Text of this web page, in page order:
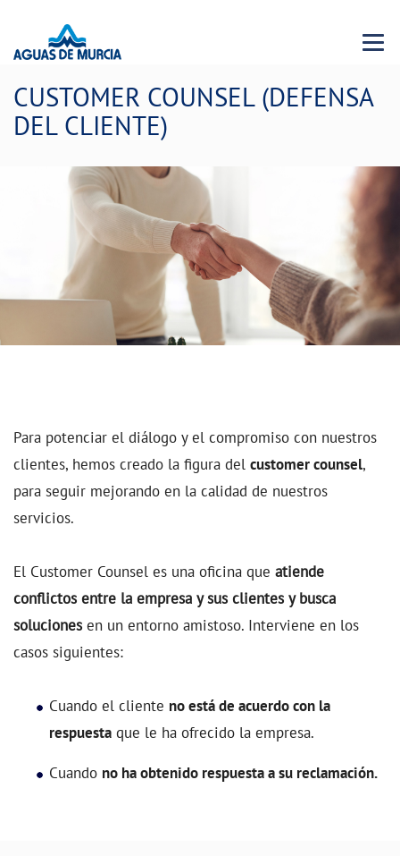
Menu
CUSTOMER COUNSEL (DEFENSA
DEL CLIENTE)
Para potenciar el diálogo y el compromiso con nuestros
clientes, hemos creado la figura del customer counsel,
para seguir mejorando en la calidad de nuestros
servicios.
El Customer Counsel es una oficina que atiende
conflictos entre la empresa y sus clientes y busca
soluciones en un entorno amistoso. Interviene en los
casos siguientes:
Cuando el cliente no está de acuerdo con la
respuesta que le ha ofrecido la empresa.
Cuando no ha obtenido respuesta a su reclamación.